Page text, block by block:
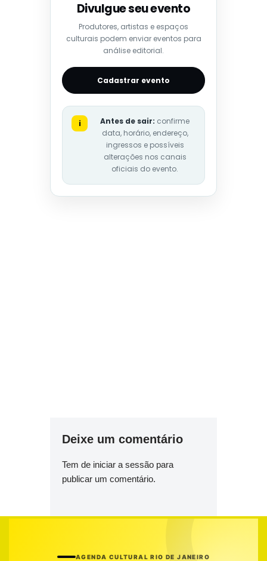
Divulgue seu evento
Produtores, artistas e espaços
culturais podem enviar eventos para
análise editorial.
Cadastrar evento
i Antes de sair: confirme
data, horário, endereço,
ingressos e possíveis
alterações nos canais
oficiais do evento.
Deixe um comentário
Tem de iniciar a sessão para
publicar um comentário.
AGENDA CULTURAL RIO DE JANEIRO